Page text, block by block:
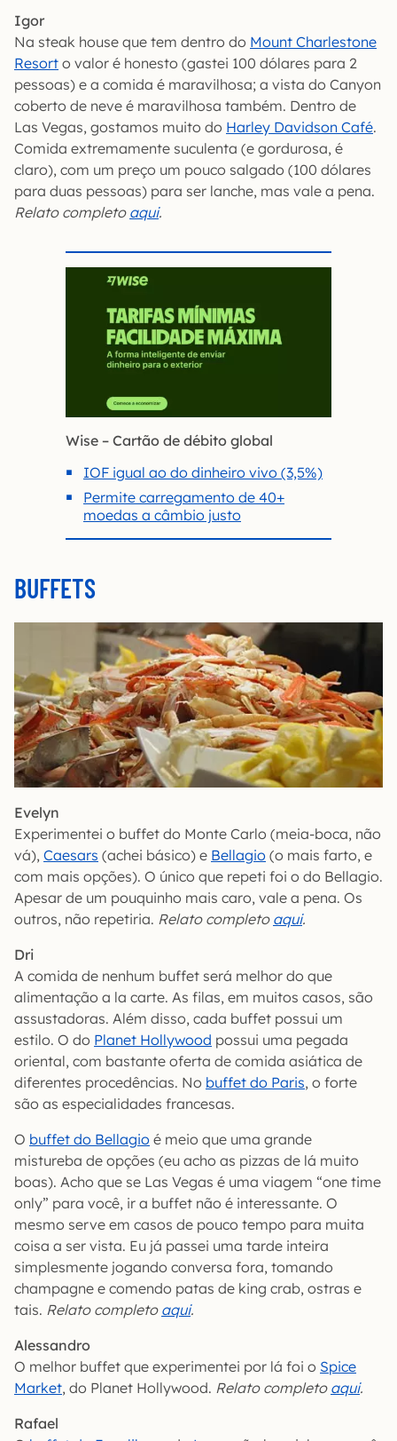
Igor
Na steak house que tem dentro do Mount Charlestone
Resort o valor é honesto (gastei 100 dólares para 2
pessoas) e a comida é maravilhosa; a vista do Canyon
coberto de neve é maravilhosa também. Dentro de
Las Vegas, gostamos muito do Harley Davidson Café.
Comida extremamente suculenta (e gordurosa, é
claro), com um preço um pouco salgado (100 dólares
para duas pessoas) para ser lanche, mas vale a pena.
Relato completo aqui.
Wise – Cartão de débito global
IOF igual ao do dinheiro vivo (3,5%)
Permite carregamento de 40+
moedas a câmbio justo
BUFFETS
Evelyn
Experimentei o buffet do Monte Carlo (meia-boca, não
vá), Caesars (achei básico) e Bellagio (o mais farto, e
com mais opções). O único que repeti foi o do Bellagio.
Apesar de um pouquinho mais caro, vale a pena. Os
outros, não repetiria. Relato completo aqui.
Dri
A comida de nenhum buffet será melhor do que
alimentação a la carte. As filas, em muitos casos, são
assustadoras. Além disso, cada buffet possui um
estilo. O do Planet Hollywood possui uma pegada
oriental, com bastante oferta de comida asiática de
diferentes procedências. No buffet do Paris, o forte
são as especialidades francesas.
O buffet do Bellagio é meio que uma grande
mistureba de opções (eu acho as pizzas de lá muito
boas). Acho que se Las Vegas é uma viagem “one time
only” para você, ir a buffet não é interessante. O
mesmo serve em casos de pouco tempo para muita
coisa a ser vista. Eu já passei uma tarde inteira
simplesmente jogando conversa fora, tomando
champagne e comendo patas de king crab, ostras e
tais. Relato completo aqui.
Alessandro
O melhor buffet que experimentei por lá foi o Spice
Market, do Planet Hollywood. Relato completo aqui.
Rafael